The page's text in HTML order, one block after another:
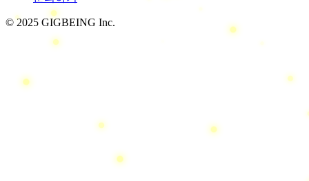
© 2025 GIGBEING Inc.